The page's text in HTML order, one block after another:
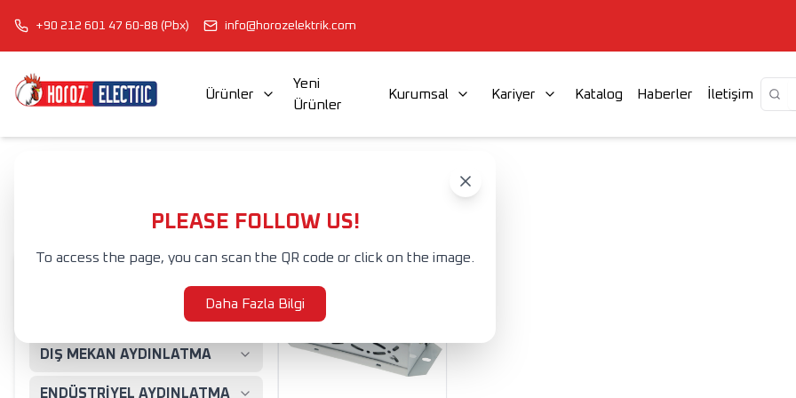
+90 212 601 47 60-88 (Pbx) info@horozelektrik.com
Ürünler
Yeni
Ürünler
Kurumsal Kariyer Katalog Haberler İletişim
PLEASE FOLLOW US!
To access the page, you can scan the QR code or click on the image.
Daha Fazla Bilgi
TRANSFORMER
İÇ MEKAN AYDINLATMA
DIŞ MEKAN AYDINLATMA
ENDÜSTRİYEL AYDINLATMA